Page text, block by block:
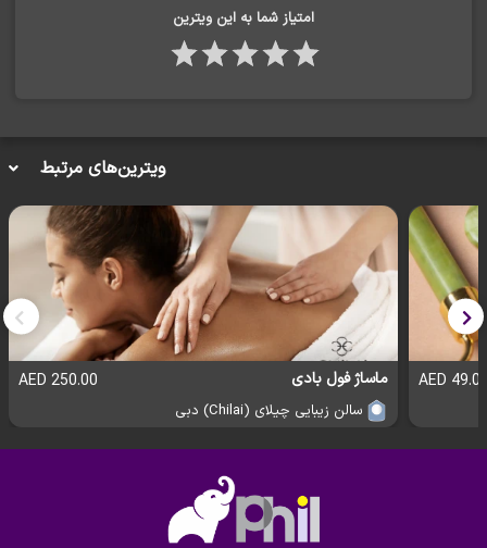
امتیاز شما به این ویترین
ویترین‌های مرتبط
ماساژ فول بادی 250.00 AED
سالن زیبایی چیلای (Chilai) دبی
49.00